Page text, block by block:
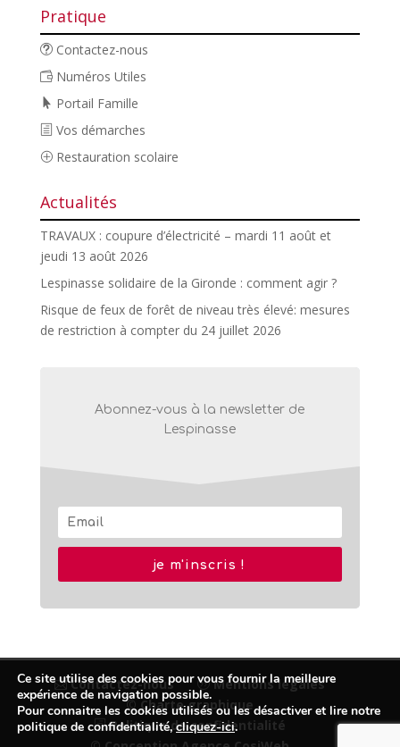
Pratique
Contactez-nous
Numéros Utiles
Portail Famille
Vos démarches
Restauration scolaire
Actualités
TRAVAUX : coupure d’électricité – mardi 11 août et
jeudi 13 août 2026
Lespinasse solidaire de la Gironde : comment agir ?
Risque de feux de forêt de niveau très élevé: mesures
de restriction à compter du 24 juillet 2026
Abonnez-vous à la newsletter de
Lespinasse
je m'inscris !
Contactez-nous
Mentions légales
© Charte graphique
Politique de confidentialité
Ce site utilise des cookies pour vous fournir la meilleure
expérience de navigation possible.
Pour connaitre les cookies utilisés ou les désactiver et lire notre
politique de confidentialité,cliquez-ici.